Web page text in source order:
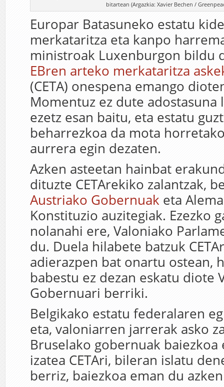
bitartean (Argazkia: Xavier Bechen /
Europar Batasuneko estatu
merkataritza eta kanpo
ministroak Luxenburgon bildu
EBren arteko merkataritza
(CETA) onespena emango
Momentuz ez dute adostasuna
ezetz esan baitu, eta estatu
beharrezkoa da mota
aurrera egin dezaten.
Azken asteetan hainbat
dituzte CETArekiko zalantzak,
Austriako Gobernuak eta
Konstituzio auzitegiak. Ezezko
nolanahi ere, Valoniako
du. Duela hilabete batzuk
adierazpen bat onartu ostean,
babestu ez dezan eskatu diote
Gobernuari berriki.
Belgikako estatu federalaren
eta, valoniarren jarrerak asko
Bruselako gobernuak baiezkoa
izatea CETAri, bileran islatu
berriz, baiezkoa eman du